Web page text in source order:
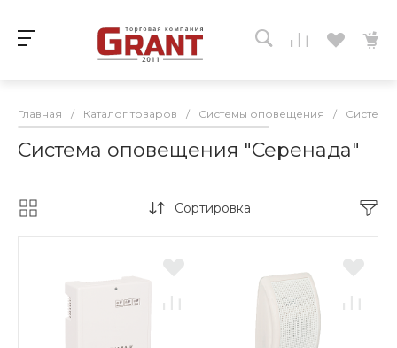
Главная / Каталог товаров / Системы оповещения /
Система оповещения "Серенада"
Сортировка